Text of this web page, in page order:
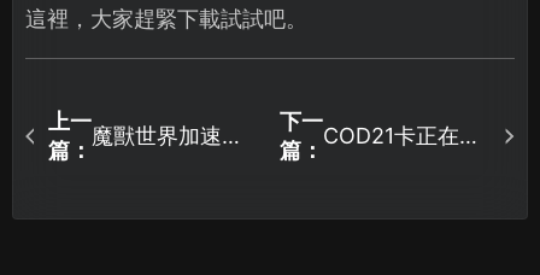
這裡，大家趕緊下載試試吧。
上一
篇：
魔獸世界加速器
下一
篇：
COD21卡正在連
輕鬆解決！